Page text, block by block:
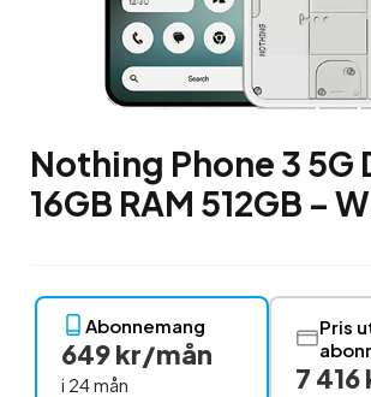
Nothing Phone 3 5G
16GB RAM 512GB –
Abonnemang
649 kr/mån
i 24 mån
Pris
7 416